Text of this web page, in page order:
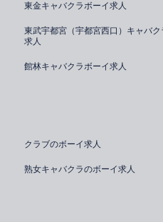
東金キャバクラボーイ求人
東武宇都宮（宇都宮西口）キャバク
求人
館林キャバクラボーイ求人
クラブのボーイ求人
熟女キャバクラのボーイ求人